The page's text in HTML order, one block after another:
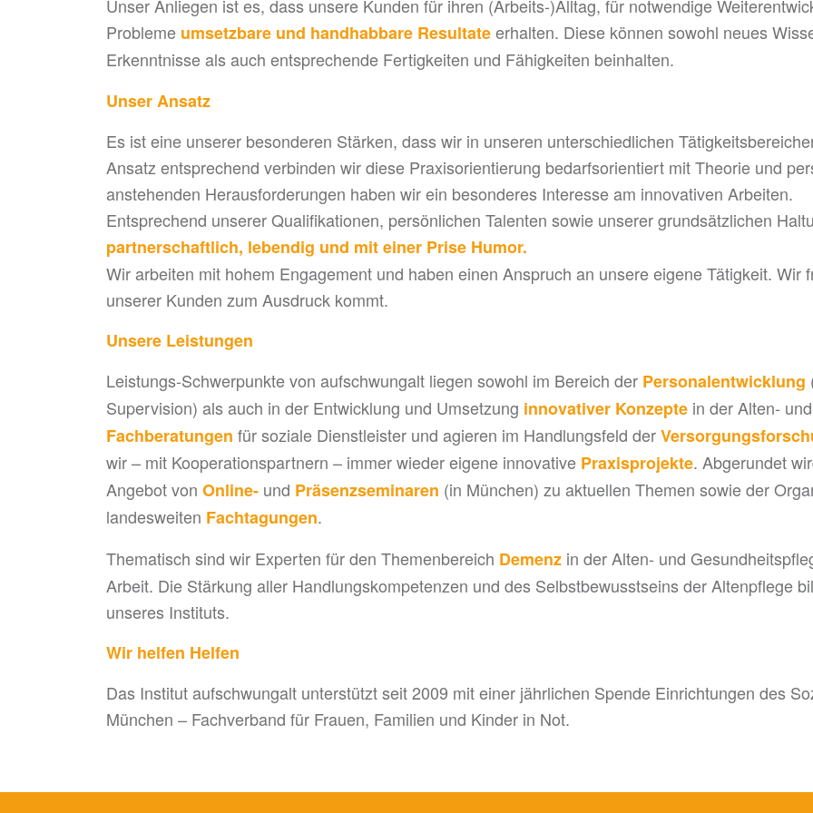
Unser Anliegen ist es, dass unsere Kunden für ihren (Arbeits-)Alltag, für notwendige
Probleme umsetzbare und handhabbare Resultateerhalten. Diese können sowohl neues
Erkenntnisse als auch entsprechende Fertigkeiten und Fähigkeiten beinhalten.
Unser Ansatz
Es ist eine unserer besonderen Stärken, dass wir in unseren unterschiedlichen
Ansatz entsprechend verbinden wir diese Praxisorientierung bedarfsorientiert mit Theorie und
anstehenden Herausforderungen haben wir ein besonderes Interesse am innovativen Arbeiten.
Entsprechend unserer Qualifikationen, persönlichen Talenten sowie unserer grundsätzlichen
partnerschaftlich, lebendig und mit einer Prise Humor.
Wir arbeiten mit hohem Engagement und haben einen Anspruch an unsere eigene Tätigkeit.
unserer Kunden zum Ausdruck kommt.
Unsere Leistungen
Leistungs-Schwerpunkte von aufschwungalt liegen sowohl im Bereich der Personalentwicklung
Supervision) als auch in der Entwicklung und Umsetzung innovativer Konzepte in der Alten-
Fachberatungen für soziale Dienstleister und agieren im Handlungsfeld der
wir – mit Kooperationspartnern – immer wieder eigene innovative Praxisprojekte. Abgerundet
Angebot vonOnline- und Präsenzseminaren (in München) zu aktuellen Themen sowie der
landesweiten Fachtagungen.
Thematisch sind wir Experten für den Themenbereich Demenz in der Alten- und
Arbeit. Die Stärkung aller Handlungskompetenzen und des Selbstbewusstseins der Altenpflege
unseres Instituts.
Wir helfen Helfen
Das Institut aufschwungalt unterstützt seit 2009 mit einer jährlichen Spende Einrichtungen des
München – Fachverband für Frauen, Familien und Kinder in Not.